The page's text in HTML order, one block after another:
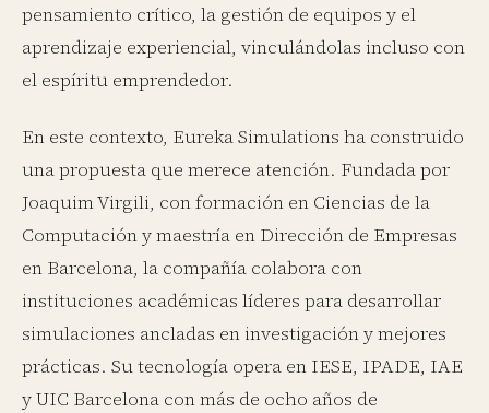
pensamiento crítico, la gestión de equipos y el
aprendizaje experiencial, vinculándolas incluso con
el espíritu emprendedor.
En este contexto, Eureka Simulations ha construido
una propuesta que merece atención. Fundada por
Joaquim Virgili, con formación en Ciencias de la
Computación y maestría en Dirección de Empresas
en Barcelona, la compañía colabora con
instituciones académicas líderes para desarrollar
simulaciones ancladas en investigación y mejores
prácticas. Su tecnología opera en IESE, IPADE, IAE
y UIC Barcelona con más de ocho años de